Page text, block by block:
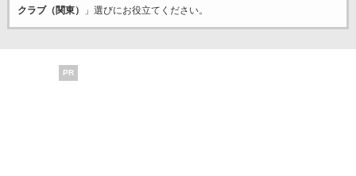
クラブ（関東）
」選びにお役立てください。
PR